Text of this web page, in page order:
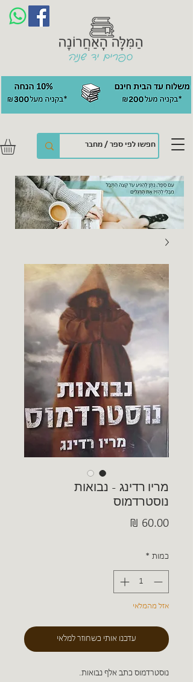
מריו רדינג - נבואות
נוסטרדמוס
כמות *
אזל מהמלאי
עדכנו אותי כשחוזר למלאי
נוסטרדמוס כתב אלף נבואות.